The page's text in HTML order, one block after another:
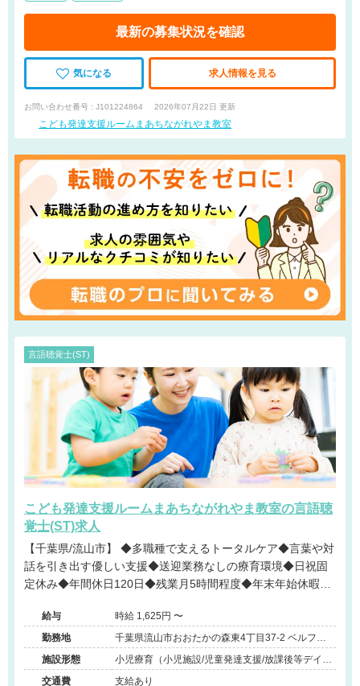
最新の募集状況を確認
気になる 求人情報を見る
お問い合わせ番号 : J101224864 2026年07月22日 更新
こども発達支援ルームまあちながれやま教室
言語聴覚士(ST)
こども発達支援ルームまあちながれやま教室の言語聴
覚士(ST)求人
【千葉県/流山市】 ◆多職種で支えるトータルケア◆言葉や対
話を引き出す優しい支援◆送迎業務なしの療育環境◆日祝固
定休み◆年間休日120日◆残業月5時間程度◆年末年始休暇あ
給与
時給 1,625円 〜
勤務地
千葉県流山市おおたかの森東4丁目37-2 ベルフル
ール弐番館1F
施設形態
小児療育（小児施設/児童発達支援/放課後等デイサ
ービス）
交通費 支給あり